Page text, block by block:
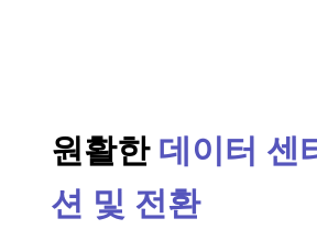
원활한데이터 센
션 및 전환